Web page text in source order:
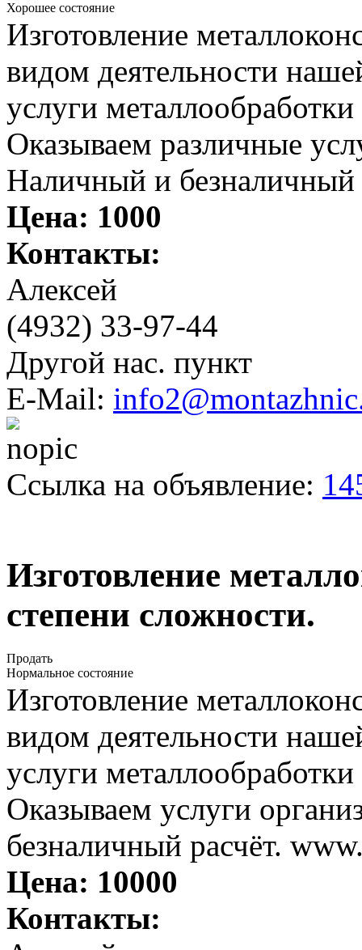
Хорошее состояние
Изготовление
видом деятельности
услуги
Оказываем различные
Наличный и
Цена: 1000
Контакты:
Алексeй
(4932) 33-97-44
Другой нас. пункт
E-Mail:
Ссылка на объявление:
Изготовление
степени сложности.
Продать
Нормальное состояние
Изготовление
видом деятельности
услуги
Оказываем услуги
безналичный расчёт.
Цена: 10000
Контакты: